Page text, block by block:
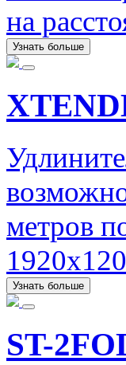
на
Узнать больше
метров
Узнать больше
ST-